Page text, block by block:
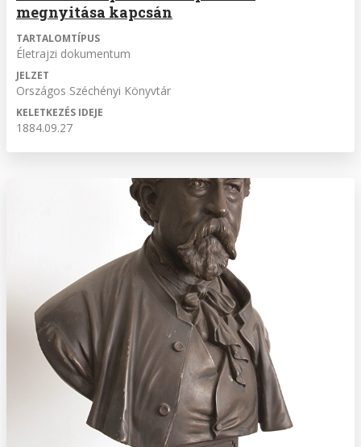
megnyitása kapcsán
TARTALOMTÍPUS
Életrajzi dokumentum
JELZET
Országos Széchényi Könyvtár
KELETKEZÉS IDEJE
1884.09.27